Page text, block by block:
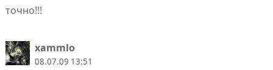
точно!!!
xammlo
08.07.09 13:51